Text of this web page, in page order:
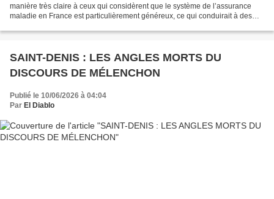
manière très claire à ceux qui considèrent que le système de l’assurance
maladie en France est particulièrement généreux, ce qui conduirait à des
SAINT-DENIS : LES ANGLES MORTS DU
DISCOURS DE MÉLENCHON
Publié le 10/06/2026 à 04:04
Par El Diablo